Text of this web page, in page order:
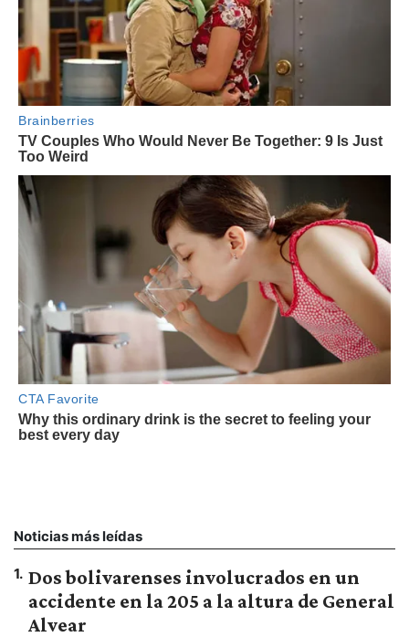
Noticias más leídas
1. Dos bolivarenses involucrados en un
accidente en la 205 a la altura de General
Alvear